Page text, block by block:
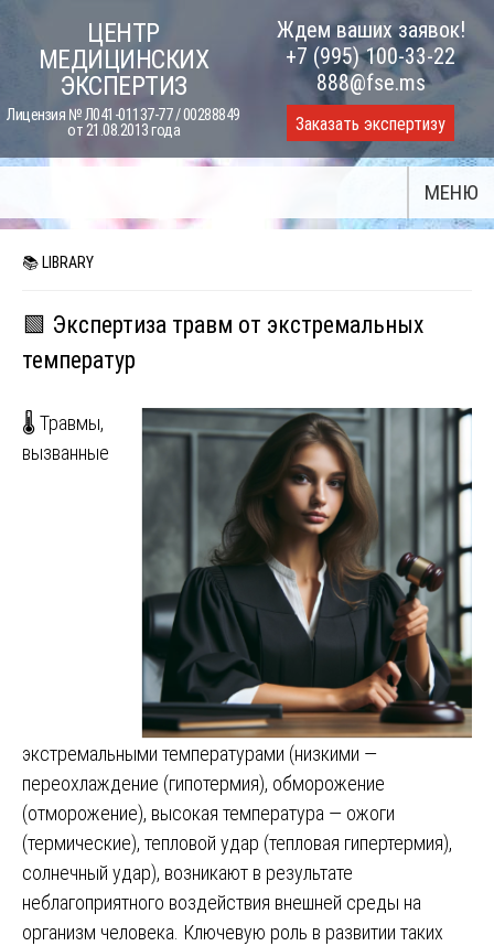
content
ЦЕНТР
МЕДИЦИНСКИХ
ЭКСПЕРТИЗ
Лицензия № Л041-01137-77 / 00288849
от 21.08.2013 года
Ждем ваших заявок!
+7 (995) 100-33-22
888@fse.ms
Заказать экспертизу
МЕНЮ
📚 LIBRARY
🟩 Экспертиза травм от экстремальных
температур
🌡️ Травмы,
вызванные
экстремальными температурами (низкими —
переохлаждение (гипотермия), обморожение
(отморожение), высокая температура — ожоги
(термические), тепловой удар (тепловая гипертермия),
солнечный удар), возникают в результате
неблагоприятного воздействия внешней среды на
организм человека. Ключевую роль в развитии таких